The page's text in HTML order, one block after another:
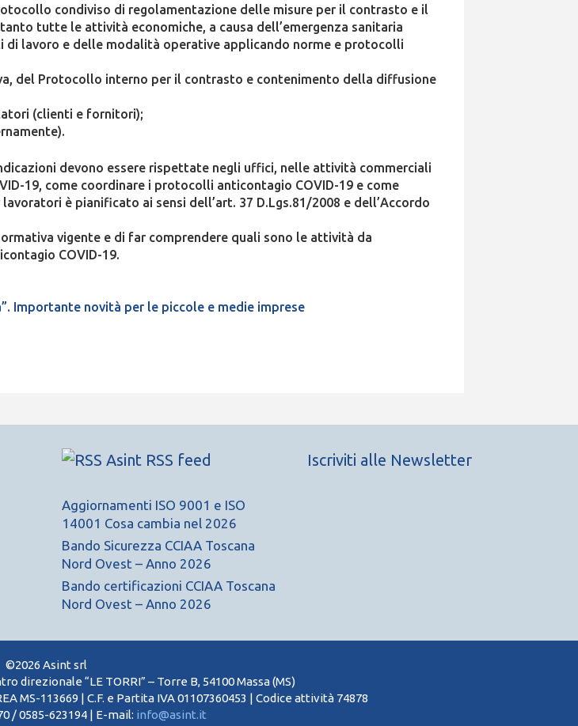
condiviso di regolamentazione delle misure per il contrasto e il
tutte le attività economiche, a causa dell’emergenza sanitaria
di lavoro e delle modalità operative applicando norme e protocolli
del Protocollo interno per il contrasto e contenimento della diffusione
(clienti e fornitori);
devono essere rispettate negli uffici, nelle attività commerciali
19, come coordinare i protocolli anticontagio COVID-19 e come
è pianificato ai sensi dell’art. 37 D.Lgs.81/2008 e dell’Accordo
vigente e di far comprendere quali sono le attività da
COVID-19.
Importante novità per le piccole e medie imprese
Asint RSS feed
Aggiornamenti ISO 9001 e ISO
14001 Cosa cambia nel 2026
Bando Sicurezza CCIAA Toscana
Nord Ovest – Anno 2026
Bando certificazioni CCIAA Toscana
Nord Ovest – Anno 2026
Iscriviti alle Newsletter
©2026 Asint srl
direzionale “LE TORRI” – Torre B, 54100 Massa (MS)
MS-113669 | C.F. e Partita IVA 01107360453 | Codice attività 74878
/ 0585-623194 | E-mail: info@asint.it